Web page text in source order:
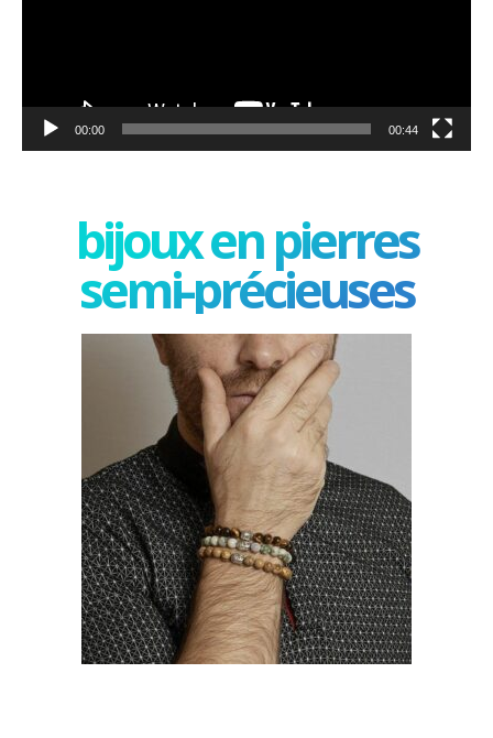
00:00 00:44
bijoux en pierres
semi-précieuses